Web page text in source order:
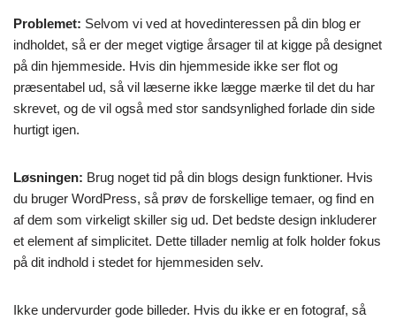
Problemet: Selvom vi ved at hovedinteressen på din blog er
indholdet, så er der meget vigtige årsager til at kigge på designet
på din hjemmeside. Hvis din hjemmeside ikke ser flot og
præsentabel ud, så vil læserne ikke lægge mærke til det du har
skrevet, og de vil også med stor sandsynlighed forlade din side
hurtigt igen.
Løsningen: Brug noget tid på din blogs design funktioner. Hvis
du bruger WordPress, så prøv de forskellige temaer, og find en
af dem som virkeligt skiller sig ud. Det bedste design inkluderer
et element af simplicitet. Dette tillader nemlig at folk holder fokus
på dit indhold i stedet for hjemmesiden selv.
Ikke undervurder gode billeder. Hvis du ikke er en fotograf, så